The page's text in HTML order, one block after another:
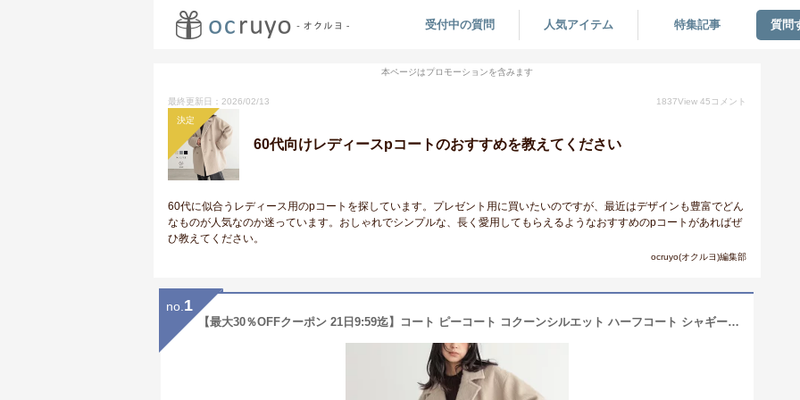
受付中の質問 人気アイテム 特集記事 質問
本ページはプロモーションを含みます
最終更新日：2026/02/13 1837View 45 コメント
決定
60代向けレディースpコートのおすすめを教えてください
60代に似合うレディース用のpコートを探しています。プレゼント用に買いたいのですが、最近はデザインも豊富でどん
なものが人気なのか迷っています。おしゃれでシンプルな、長く愛用してもらえるようなおすすめのpコートがあればぜ
ひ教えてください。
ocruyo(オクルヨ)編集部
no. 1
【最大30％OFFクーポン 21日9:59迄】コート ピーコート コクーンシルエット ハーフコート シャギー ふわふわ ボタン ダブル レディース アウター 羽織 体型カバー あったか リサイクルポリエステル エコ 秋 冬 M L LL サイズ 洗濯可 for/c フォーシー 楽天room